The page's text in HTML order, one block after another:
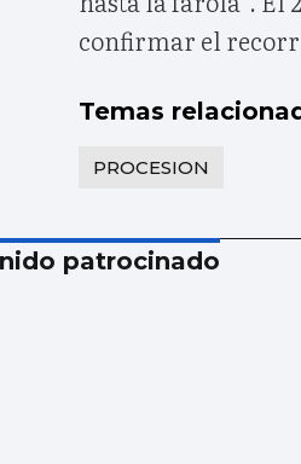
confirmar el
Temas
PROCESION
patrocinado